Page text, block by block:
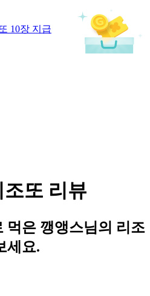
10장 지급
또 리뷰
먹은 깽앵스님의 리조
세요.